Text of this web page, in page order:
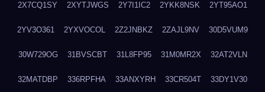
2X7CQ1SY 2XYTJWGS 2Y7I1IC2 2YKK8NSK 2YT95AO1
2YV3O361 2YXVOCOL 2Z2JNBKZ 2ZAJL9NV 30D5VUM9
30W729OG 31BVSCBT 31L8FP95 31M0MR2X 32AT2VLN
32MATDBP 336RPFHA 33ANXYRH 33CR504T 33DY1V30